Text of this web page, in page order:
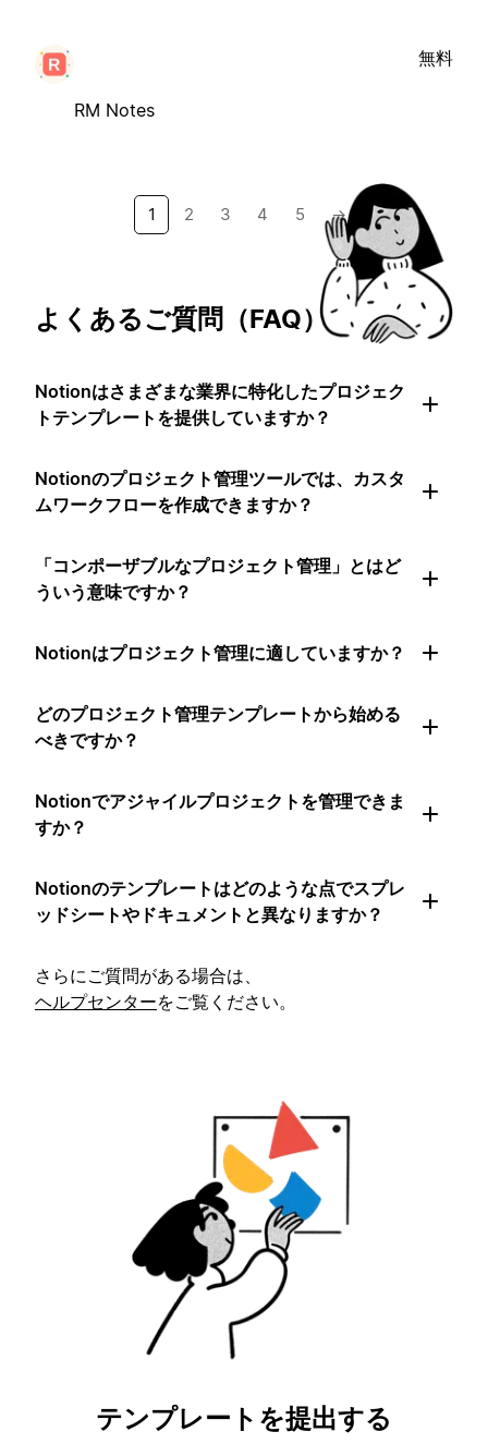
RM Notes
無料
1 2 3 4 5 →
よくあるご質問（FAQ）
Notionはさまざまな業界に特化したプロジェク
トテンプレートを提供していますか？
Notionのプロジェクト管理ツールでは、カスタ
ムワークフローを作成できますか？
「コンポーザブルなプロジェクト管理」とはど
ういう意味ですか？
Notionはプロジェクト管理に適していますか？
どのプロジェクト管理テンプレートから始める
べきですか？
Notionでアジャイルプロジェクトを管理できま
すか？
Notionのテンプレートはどのような点でスプレ
ッドシートやドキュメントと異なりますか？
さらにご質問がある場合は、
ヘルプセンターをご覧ください。
テンプレートを提出する